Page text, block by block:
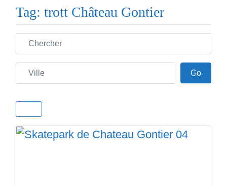
Tag: trott Château Gontier
Chercher
Ville GoGo